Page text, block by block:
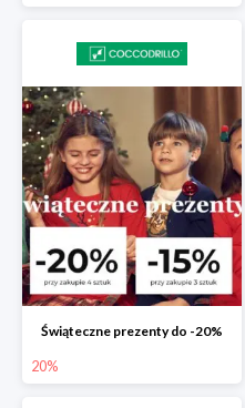
Świąteczne prezenty do -20%
20%